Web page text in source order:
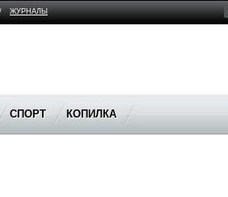
/ ЖУРНАЛЫ
СПОРТ КОПИЛКА